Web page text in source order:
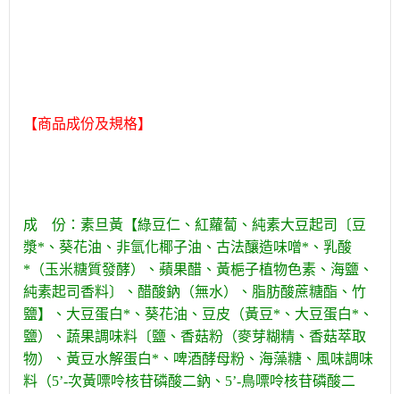
【商品成份及規格】
成 份：素旦黃【綠豆仁、紅蘿蔔、純素大豆起司〔豆
漿*、葵花油、非氫化椰子油、古法釀造味噌*、乳酸
*（玉米糖質發酵）、蘋果醋、黃梔子植物色素、海鹽、
純素起司香料〕、醋酸鈉（無水）、脂肪酸蔗糖酯、竹
鹽】、大豆蛋白*、葵花油、豆皮（黃豆*、大豆蛋白*、
鹽）、蔬果調味料〔鹽、香菇粉（麥芽糊精、香菇萃取
物）、黃豆水解蛋白*、啤酒酵母粉、海藻糖、風味調味
料（5’-次黃嘌呤核苷磷酸二鈉、5’-鳥嘌呤核苷磷酸二